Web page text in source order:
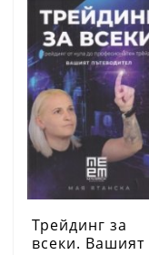
Трейдинг за
всеки. Вашият